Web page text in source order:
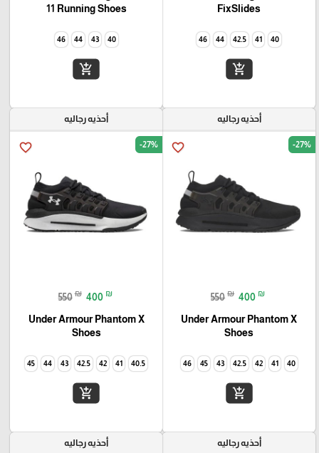
FixSlides
40
41
42.5
44
46
add_shopping_cart
11 Running Shoes
40
43
44
46
add_shopping_cart
أحذيه رجاليه
favorite_border -27%
550 ₪ 400 ₪
Under Armour Phantom X
Shoes
40
41
42
42.5
43
45
46
add_shopping_cart
أحذيه رجاليه
favorite_border -27%
550 ₪ 400 ₪
Under Armour Phantom X
Shoes
40.5
41
42
42.5
43
44
45
add_shopping_cart
أحذيه رجاليه أحذيه رجاليه